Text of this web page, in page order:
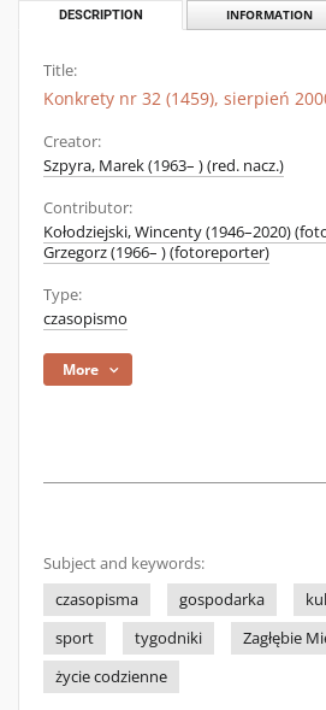
DESCRIPTION INFORMATION
Title:
Konkrety nr 32 (1459), sierpień
Creator:
Szpyra, Marek (1963– ) (red. nacz.)
Contributor:
Kołodziejski, Wincenty (1946–2020)
Grzegorz (1966– ) (fotoreporter)
Type:
czasopismo
More
Subject and keywords:
czasopisma
gospodarka
sport
tygodniki
Zagłębie
życie codzienne